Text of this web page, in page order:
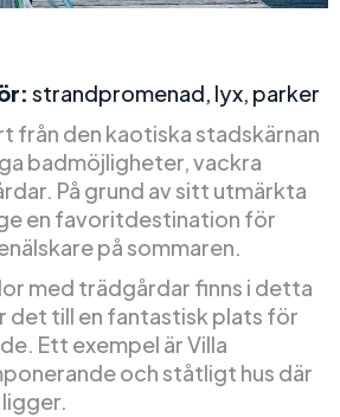
strandpromenad, lyx, parker
från den kaotiska stadskärnan
badmöjligheter, vackra
På grund av sitt utmärkta
en favoritdestination för
på sommaren.
med trädgårdar finns i detta
det till en fantastisk plats för
Ett exempel är Villa
och ståtligt hus där